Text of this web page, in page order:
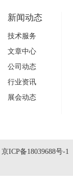
新闻动态
技术服务
文章中心
公司动态
行业资讯
展会动态
京ICP备18039688号-1